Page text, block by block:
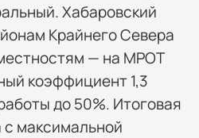
Хабаровский
Крайнего Севера
— на МРОТ
коэффициент 1,3
до 50%. Итоговая
с максимальной